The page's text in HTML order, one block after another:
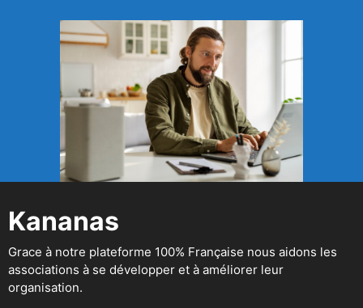
Kananas
Grace à notre plateforme 100% Française nous aidons les
associations à se développer et à améliorer leur
organisation.